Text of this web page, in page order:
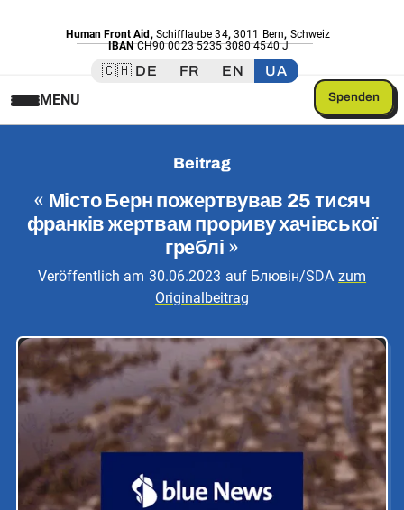
Human Front Aid , Schifflaube 34,3011 Bern, Schweiz
IBANCH90 0023 5235 3080 4540 J
🇨🇭 DE FR EN UA
MENU Spenden
Beitrag
« Місто Берн пожертвував 25 тисяч
франків жертвам прориву хачівської
греблі »
Veröffentlich am 30.06.2023 auf Блювін/SDA zum
Originalbeitrag